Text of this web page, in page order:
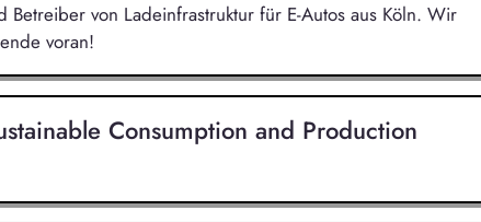
Betreiber von Ladeinfrastruktur für E-Autos aus Köln. Wir
voran!
Consumption and Production